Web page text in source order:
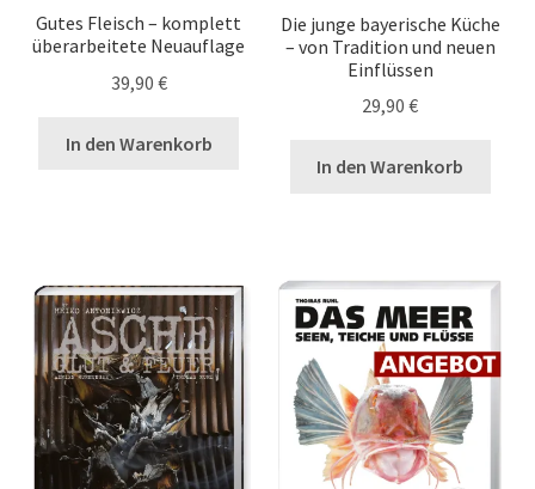
Warenkunde
Termine
Gutes Fleisch – komplett
überarbeitete Neuauflage
39,90 €
In den Warenkorb
Die junge bayerische Küche
– von Tradition und neuen
Einflüssen
29,90€
In den Warenkorb